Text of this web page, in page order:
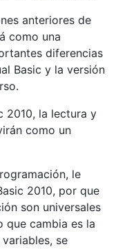
anteriores de
como una
diferencias
Basic y la versión
2010, la lectura y
como un
le
2010, por que
son universales
que cambia es la
se